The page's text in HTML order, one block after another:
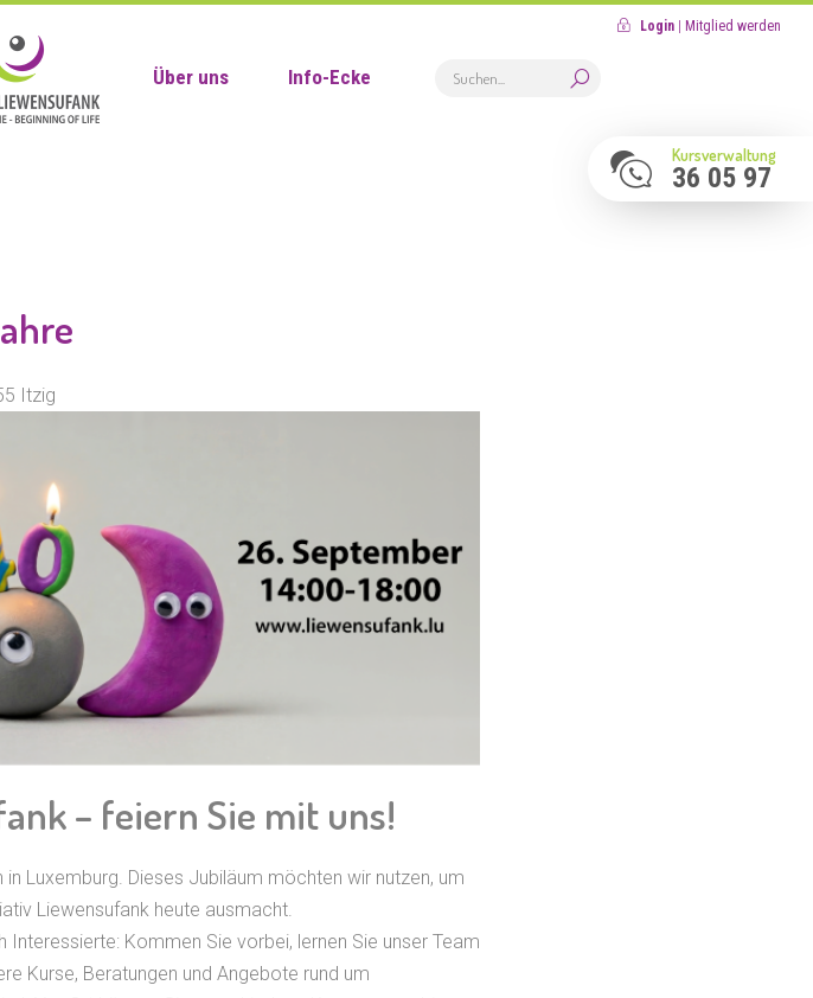
Login Mitglied werden
Über uns Info-Ecke
Kursverwaltung
36 05 97
Itzig
– feiern Sie mit uns!
Luxemburg. Dieses Jubiläum möchten wir nutzen, um
Liewensufank heute ausmacht.
Kommen Sie vorbei, lernen Sie unser Team
Kurse, Beratungen und Angebote rund um